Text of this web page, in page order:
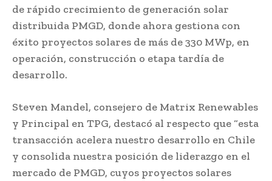
de rápido crecimiento de generación solar
distribuida PMGD, donde ahora gestiona con
éxito proyectos solares de más de 330 MWp, en
operación, construcción o etapa tardía de
desarrollo.
Steven Mandel, consejero de Matrix Renewables
y Principal en TPG, destacó al respecto que “esta
transacción acelera nuestro desarrollo en Chile
y consolida nuestra posición de liderazgo en el
mercado de PMGD, cuyos proyectos solares